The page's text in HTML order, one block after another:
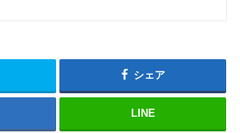
シェア
LINE